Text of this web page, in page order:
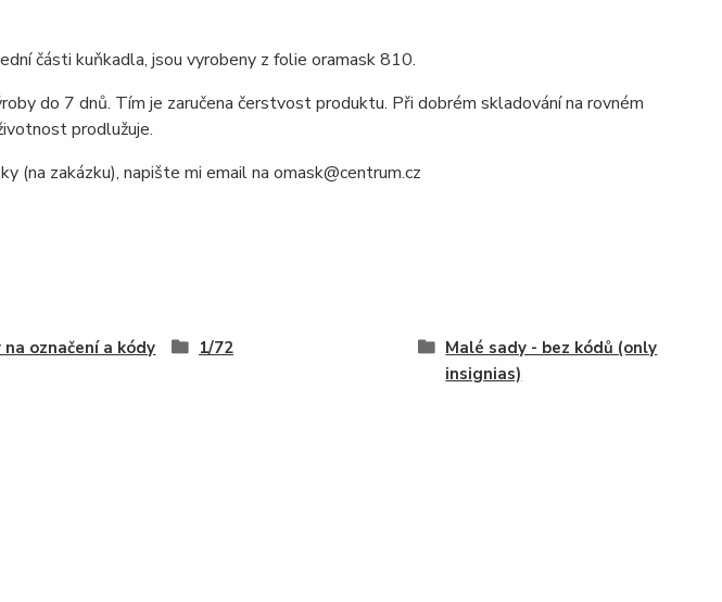
části kuňkadla, jsou vyrobeny z folie oramask 810.
do 7 dnů. Tím je zaručena čerstvost produktu. Při dobrém skladování na rovném
prodlužuje.
(na zakázku), napište mi email na omask@centrum.cz
na označení a kódy 1/72
Malé sady - bez kódů (only
insignias)